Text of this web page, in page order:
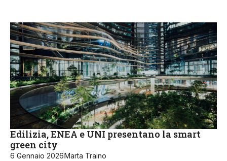
Edilizia, ENEA e UNI presentano la smart
green city
6 Gennaio 2026Marta Traino